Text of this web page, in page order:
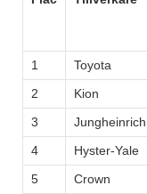
1
Toyota
2
Kion
3
Jungheinrich
4
Hyster-Yale
5
Crown